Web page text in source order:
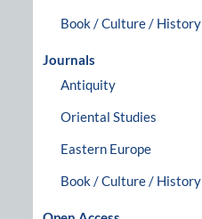
Book / Culture / History
Journals
Antiquity
Oriental Studies
Eastern Europe
Book / Culture / History